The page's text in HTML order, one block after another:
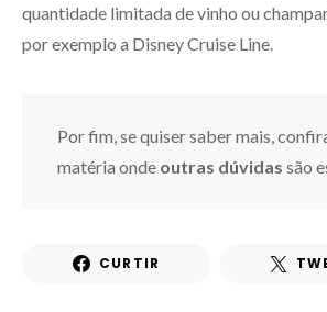
quantidade limitada de vinho ou
por exemplo a Disney Cruise Line.
Por fim, se quiser saber mais,
matéria onde outras dúvidas são
CURTIR